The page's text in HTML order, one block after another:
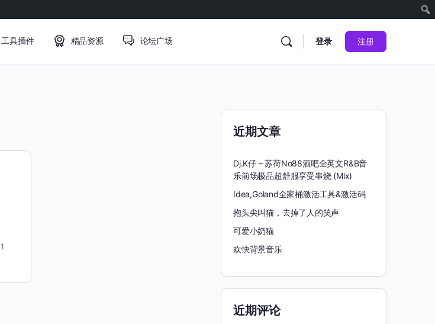
工具插件 精品资源 论坛广场 登录 注册
1
近期文章
Dj.K仔 – 苏荷No88酒吧全英文R&B音
乐前场极品超舒服享受串烧 (Mix)
Idea,Goland全家桶激活工具&激活码
抱头尖叫猫，去掉了人的笑声
可爱小奶猫
欢快背景音乐
近期评论